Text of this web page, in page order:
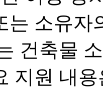
는 소유자
건축물
지원 내